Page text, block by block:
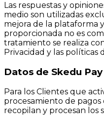
Las respuestas y
medio son utilizadas
mejora de la plataforma
proporcionada no es
tratamiento se realiza
Privacidad y las políticas
Datos de Skedu Pay
Para los Clientes que
procesamiento de
recopilan y procesan los